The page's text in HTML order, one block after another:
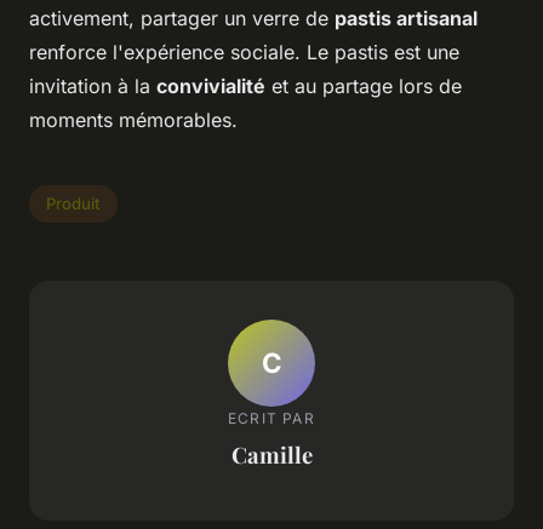
activement, partager un verre de pastis artisanal
renforce l'expérience sociale. Le pastis est une
invitation à la convivialité et au partage lors de
moments mémorables.
Produit
C
ECRIT PAR
Camille